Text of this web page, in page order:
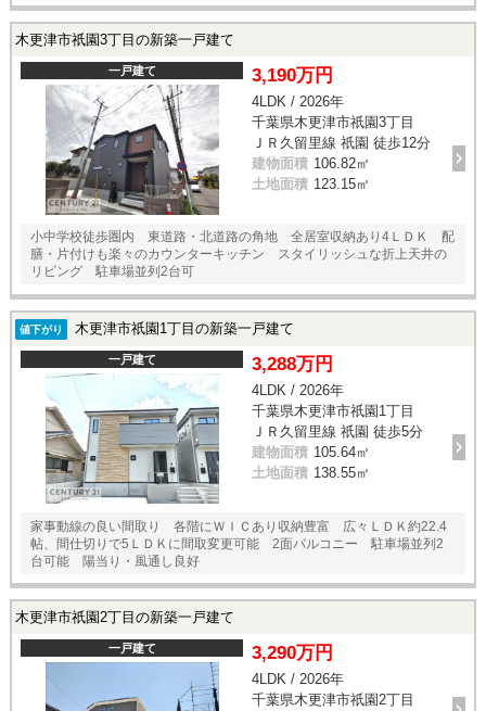
木更津市祇園3丁目の新築一戸建て
一戸建て 3,190万円
4LDK / 2026年
千葉県木更津市祇園3丁目
ＪＲ久留里線 祇園 徒歩12分
建物面積 106.82㎡
土地面積 123.15㎡
小中学校徒歩圏内 東道路・北道路の角地 全居室収納あり4ＬＤＫ 配
膳・片付けも楽々のカウンターキッチン スタイリッシュな折上天井の
リビング 駐車場並列2台可
値下がり 木更津市祇園1丁目の新築一戸建て
一戸建て 3,288万円
4LDK / 2026年
千葉県木更津市祇園1丁目
ＪＲ久留里線 祇園 徒歩5分
建物面積 105.64㎡
土地面積 138.55㎡
家事動線の良い間取り 各階にＷＩＣあり収納豊富 広々ＬＤＫ約22.4
帖、間仕切りで5ＬＤＫに間取変更可能 2面バルコニー 駐車場並列2
台可能 陽当り・風通し良好
木更津市祇園2丁目の新築一戸建て
一戸建て 3,290万円
4LDK / 2026年
千葉県木更津市祇園2丁目